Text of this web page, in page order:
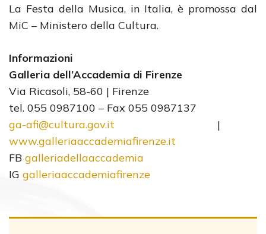
La Festa della Musica, in Italia, è promossa dal
MiC – Ministero della Cultura.
Informazioni
Galleria dell’Accademia di Firenze
Via Ricasoli, 58-60 | Firenze
tel. 055 0987100 – Fax 055 0987137
ga-afi@cultura.gov.it |
www.galleriaaccademiafirenze.it
FB galleriadellaaccademia
IG galleriaaccademiafirenze